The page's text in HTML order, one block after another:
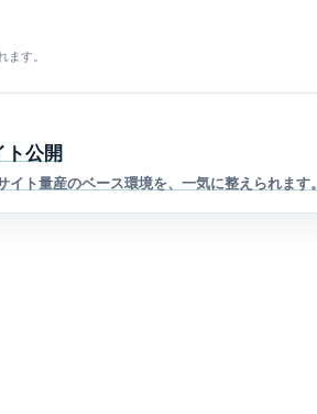
す。
ト公開
ト量産のベース環境を、一気に整えられます。